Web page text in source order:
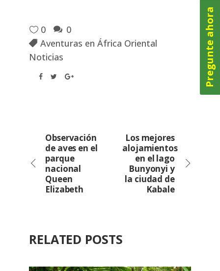
0
0
Aventuras en África Oriental
Noticias
Observación
de aves en el
parque
nacional
Queen
Elizabeth
Los mejores
alojamientos
en el lago
Bunyonyi y
la ciudad de
Kabale
RELATED POSTS
Pregunte ahora